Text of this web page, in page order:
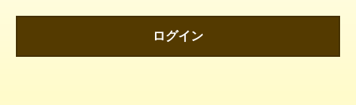
ログイン